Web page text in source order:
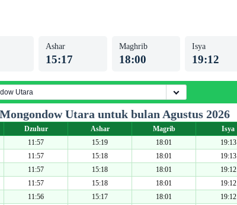
Ashar
15:17
Maghrib
18:00
Isya
19:12
Utara untuk bulan Agustus 2026
Dzuhur Ashar Magrib
Isya
11:57 15:19 18:01
19:13
11:57 15:18 18:01
19:13
11:57 15:18 18:01
19:12
11:57 15:18 18:01
19:12
11:56 15:17 18:01
19:12